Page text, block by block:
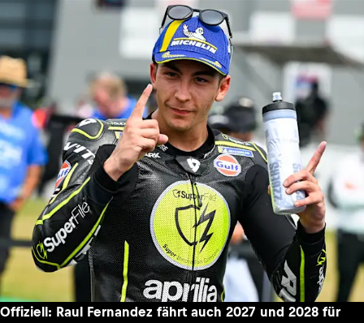
Offiziell: Raul Fernandez fährt auch 2027 und 2028 für